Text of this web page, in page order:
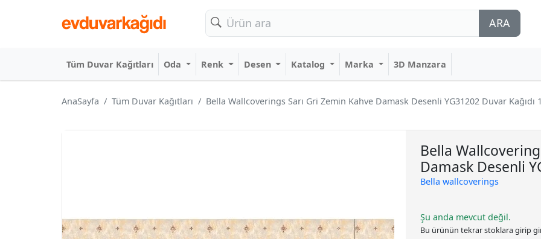
ARA
Tüm Duvar Kağıtları Oda Renk Desen Katalog Marka 3D Manzara
AnaSayfa Tüm Duvar Kağıtları
Bella Wallcoverings Sarı Gri Zemin Kahve Damask Desenli YG31202 Duvar Kağıdı
Bella
Damask Desenli
Bella wallcoverings
Şu anda mevcut değil.
Bu ürünün tekrar stoklara girip